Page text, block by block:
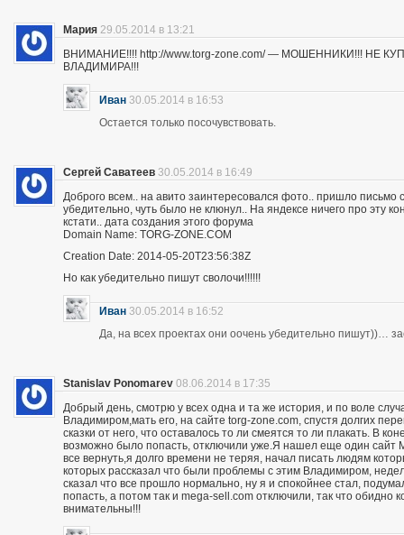
Мария 29.05.2014 в 13:21
ВНИМАНИЕ!!!! http://www.torg-zone.com/ — МОШЕННИКИ!!! НЕ
ВЛАДИМИРА!!!
Иван 30.05.2014 в 16:53
Остается только посочувствовать.
Сергей Саватеев 30.05.2014 в 16:49
Доброго всем.. на авито заинтересовался фото.. пришло
убедительно, чуть было не клюнул.. На яндексе ничего про
кстати.. дата создания этого форума
Domain Name: TORG-ZONE.COM
Creation Date: 2014-05-20T23:56:38Z
Но как убедительно пишут сволочи!!!!!!
Иван 30.05.2014 в 16:52
Да, на всех проектах они оочень убедительно пишут))…
Stanislav Ponomarev 08.06.2014 в 17:35
Добрый день, смотрю у всех одна и та же история, и по воле
Владимиром,мать его, на сайте torg-zone.com, спустя долгих
сказки от него, что оставалось то ли смеятся то ли плакать. В
возможно было попасть, отключили уже.Я нашел еще один
все вернуть,я долго времени не теряя, начал писать людям
которых рассказал что были проблемы с этим Владимиром,
сказал что все прошло нормально, ну я и спокойнее стал,
попасть, а потом так и mega-sell.com отключили, так что обидно
внимательны!!!